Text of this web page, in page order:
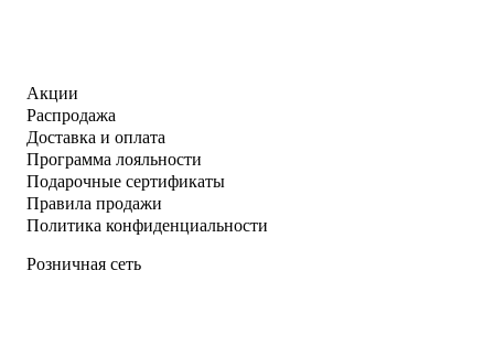
Акции
Распродажа
Доставка и оплата
Программа лояльности
Подарочные сертификаты
Правила продажи
Политика конфиденциальности
Розничная сеть